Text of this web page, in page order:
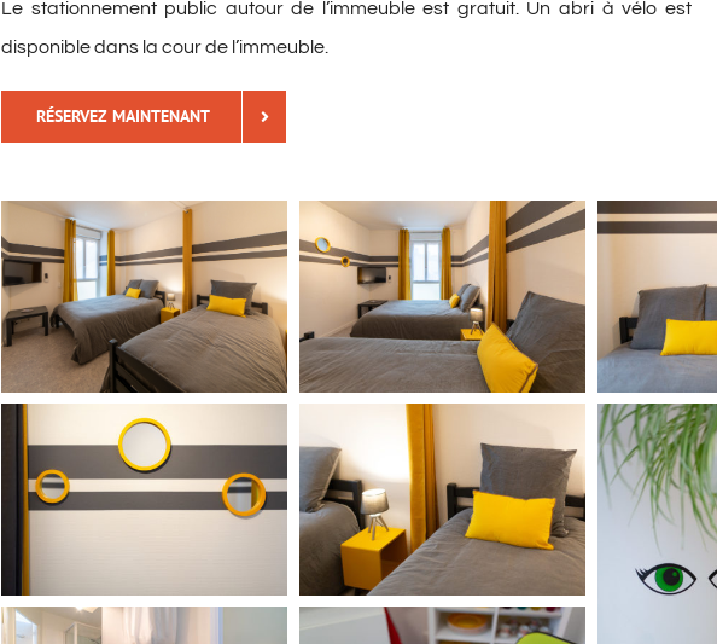
Le stationnement public autour de l’immeuble est gratuit. Un abri à vélo est
disponible dans la cour de l’immeuble.
RÉSERVEZ MAINTENANT